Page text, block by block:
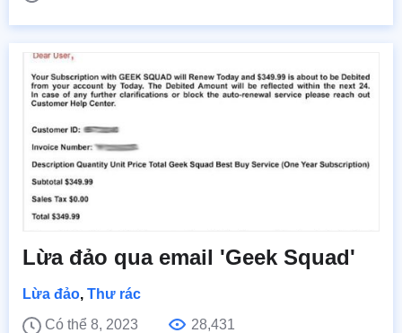
Lừa đảo qua email 'Geek Squad'
Lừa đảo, Thư rác
Có thể 8, 2023
28,431